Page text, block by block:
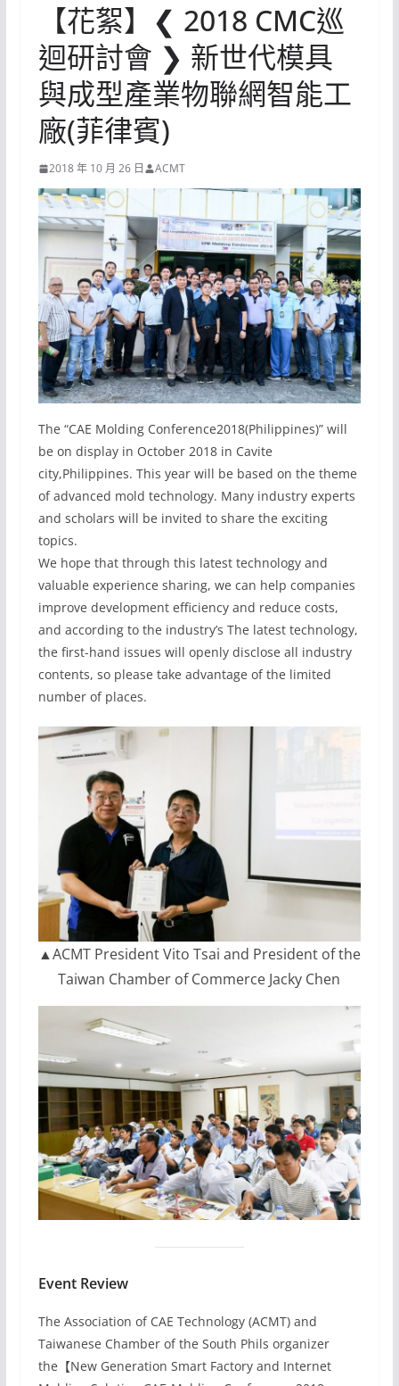
【花絮】❮ 2018 CMC巡
迴研討會 ❯ 新世代模具
與成型產業物聯網智能工
廠(菲律賓)
2018 年 10 月 26 日 ACMT
The “CAE Molding Conference2018(Philippines)” will
be on display in October 2018 in Cavite
city,Philippines. This year will be based on the theme
of advanced mold technology. Many industry experts
and scholars will be invited to share the exciting
topics.
We hope that through this latest technology and
valuable experience sharing, we can help companies
improve development efficiency and reduce costs,
and according to the industry’s The latest technology,
the first-hand issues will openly disclose all industry
contents, so please take advantage of the limited
number of places.
▲ACMT President Vito Tsai and President of the
Taiwan Chamber of Commerce Jacky Chen
Event Review
The Association of CAE Technology (ACMT) and
Taiwanese Chamber of the South Phils organizer
the【New Generation Smart Factory and Internet